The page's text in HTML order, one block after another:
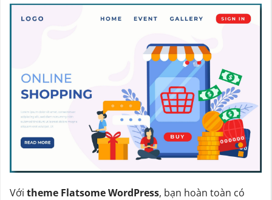
Với theme Flatsome WordPress, bạn hoàn toàn có